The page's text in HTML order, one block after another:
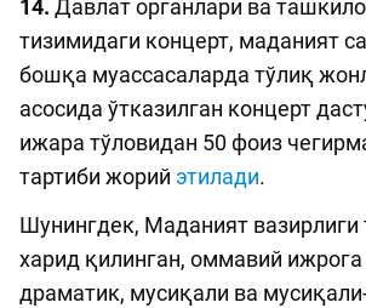
14. Давлат органлари ва
тизимидаги концерт, маданият
бошқа муассасаларда тўлиқ
асосида ўтказилган концерт
ижара тўловидан 50 фоиз
тартиби жорий этилади.
Шунингдек, Маданият вазирлиги
харид қилинган, оммавий
драматик, мусиқали ва